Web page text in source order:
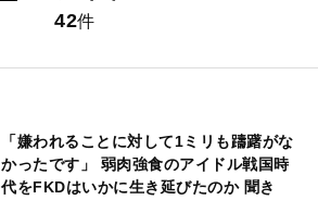
42件
「嫌われることに対して1ミリも躊躇がな
かったです」 弱肉強食のアイドル戦国時
代をFKDはいかに生き延びたのか 聞き